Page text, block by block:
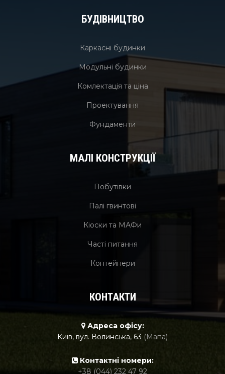
БУДІВНИЦТВО
Каркасні будинки
Модульні будинки
Комлектація та ціна
Проектування
Фундаменти
МАЛІ КОНСТРУКЦІЇ
Побутівки
Палі гвинтові
Кіоски та МАФи
Часті питання
Контейнери
КОНТАКТИ
Адреса офісу:
Київ, вул. Волинська, 63 (Мапа)
Контактні номери:
+38 (044) 232 47 92